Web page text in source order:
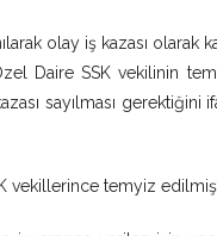
olay iş kazası olarak
Daire SSK vekilinin
sayılması gerektiğini
vekillerince temyiz